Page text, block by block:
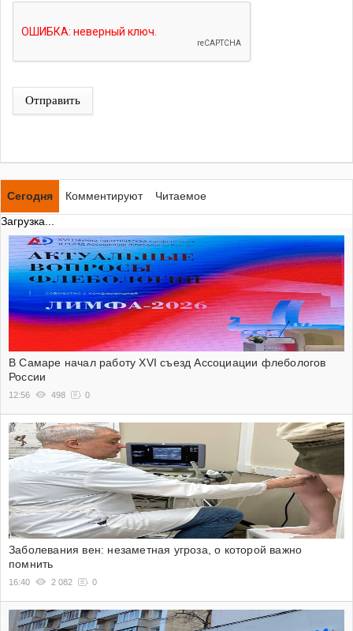
Отправить
Сегодня Комментируют
Читаемое
Загрузка...
В Самаре начал работу XVI съезд Ассоциации флебологов
России
12:56 498 0
Заболевания вен: незаметная угроза, о которой важно
помнить
16:40 2 082 0